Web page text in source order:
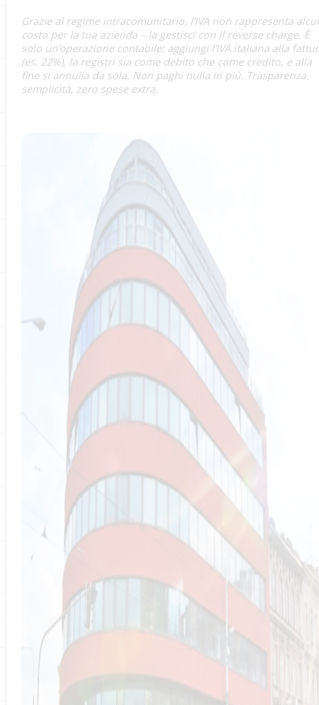
Grazie al regime intracomunitario, l’IVA non rappresenta
costo per la tua azienda – la gestisci con il reverse charge. È
solo un’operazione contabile: aggiungi l’IVA italiana alla
(es. 22%), la registri sia come debito che come credito, e alla
fine si annulla da sola. Non paghi nulla in più. Trasparenza,
semplicità, zero spese extra.